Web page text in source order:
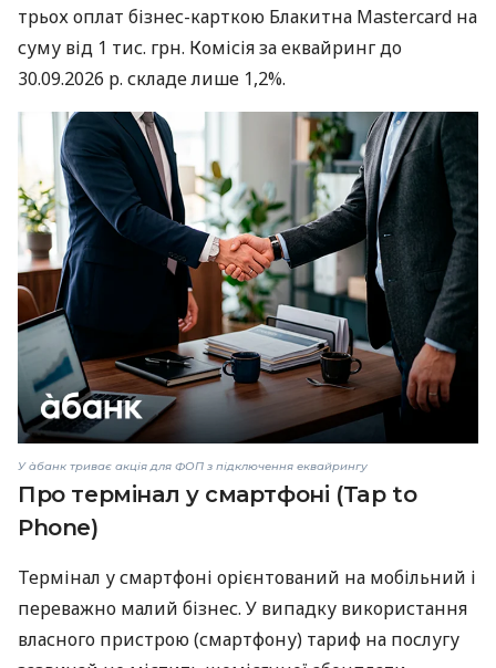
трьох оплат бізнес-карткою Блакитна Mastercard на
суму від 1 тис. грн. Комісія за еквайринг до
30.09.2026 р. складе лише 1,2%.
У àбанк триває акція для ФОП з підключення еквайрингу
Про термінал у смартфоні (Tap to
Phone)
Термінал у смартфоні орієнтований на мобільний і
переважно малий бізнес. У випадку використання
власного пристрою (смартфону) тариф на послугу